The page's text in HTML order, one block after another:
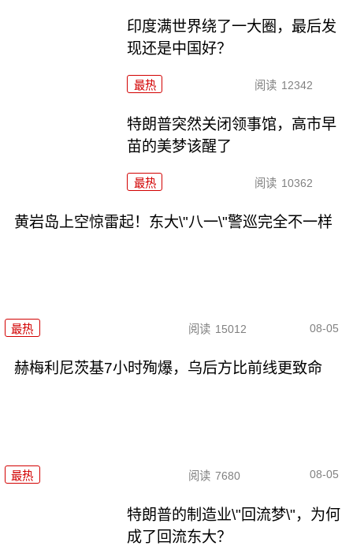
印度满世界绕了一大圈，最后发
现还是中国好？
最热 阅读 12342
特朗普突然关闭领事馆，高市早
苗的美梦该醒了
最热 阅读 10362
黄岩岛上空惊雷起！东大\"八一\"警巡完全不一样
最热 阅读 15012 08-05
赫梅利尼茨基7小时殉爆，乌后方比前线更致命
最热 阅读 7680 08-05
特朗普的制造业\"回流梦\"，为何
成了回流东大？